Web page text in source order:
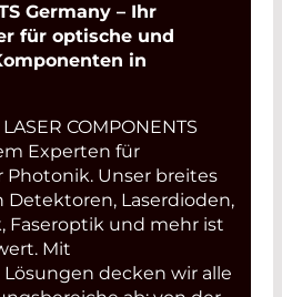
Germany – Ihr
für optische und
in
COMPONENTS
Experten für
Unser breites
Laserdioden,
Faseroptik und mehr ist
Mit
decken wir alle